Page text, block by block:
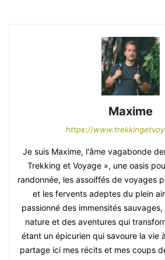
Maxime
https://
Je suis Maxime, l'âme vagabonde
Trekking et Voyage », une oasis
randonnée, les assoiffés de voyages
et les fervents adeptes du plein
passionné des immensités
nature et des aventures qui
étant un épicurien qui savoure la vie
partage ici mes récits et mes coups